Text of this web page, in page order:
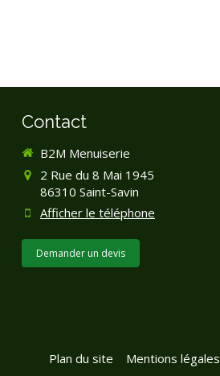
Contact
B2M Menuiserie
2 Rue du 8 Mai 1945
86310 Saint-Savin
Afficher le téléphone
Demander un devis
Plan du site Mentions légales
dont vos informations sont manipulées.